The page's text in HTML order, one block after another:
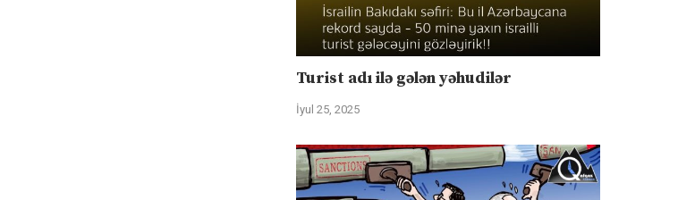
Turist adı ilə gələn yəhudilər
İyul 25, 2025